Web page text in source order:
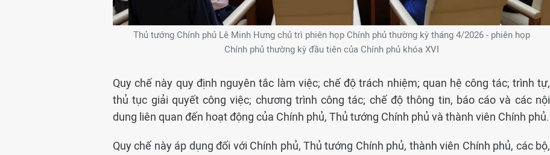
Thủ tướng Chính phủ Lê Minh Hưng chủ trì phiên họp Chính phủ thường kỳ tháng 4/2026 - phiên họp
Chính phủ thường kỳ đầu tiên của Chính phủ khóa XVI
Quy chế này quy định nguyên tắc làm việc; chế độ trách nhiệm; quan hệ công tác; trình tự,
thủ tục giải quyết công việc; chương trình công tác; chế độ thông tin, báo cáo và các nội
dung liên quan đến hoạt động của Chính phủ, Thủ tướng Chính phủ và thành viên Chính phủ.
Quy chế này áp dụng đối với Chính phủ, Thủ tướng Chính phủ, thành viên Chính phủ, các bộ,